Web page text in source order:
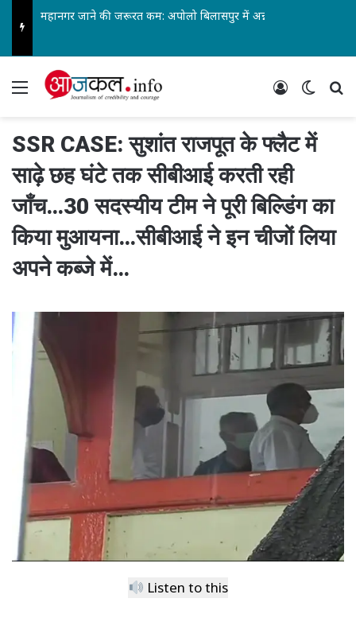
Menu Log In
SSR CASE: सुशांत राजपूत के फ्लैट में
साढ़े छह घंटे तक सीबीआई करती रही
जाँच…30 सदस्यीय टीम ने पूरी बिल्डिंग का
किया मुआयना…सीबीआई ने इन चीजों लिया
अपने कब्जे में…
Listen to this